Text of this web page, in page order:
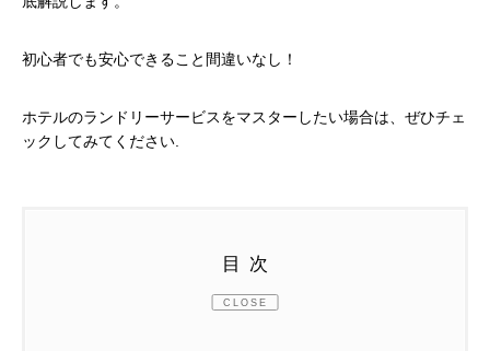
初心者でも安心できること間違いなし！
ホテルのランドリーサービスをマスターしたい場合は、ぜひチェ
ックしてみてください.
目次
CLOSE